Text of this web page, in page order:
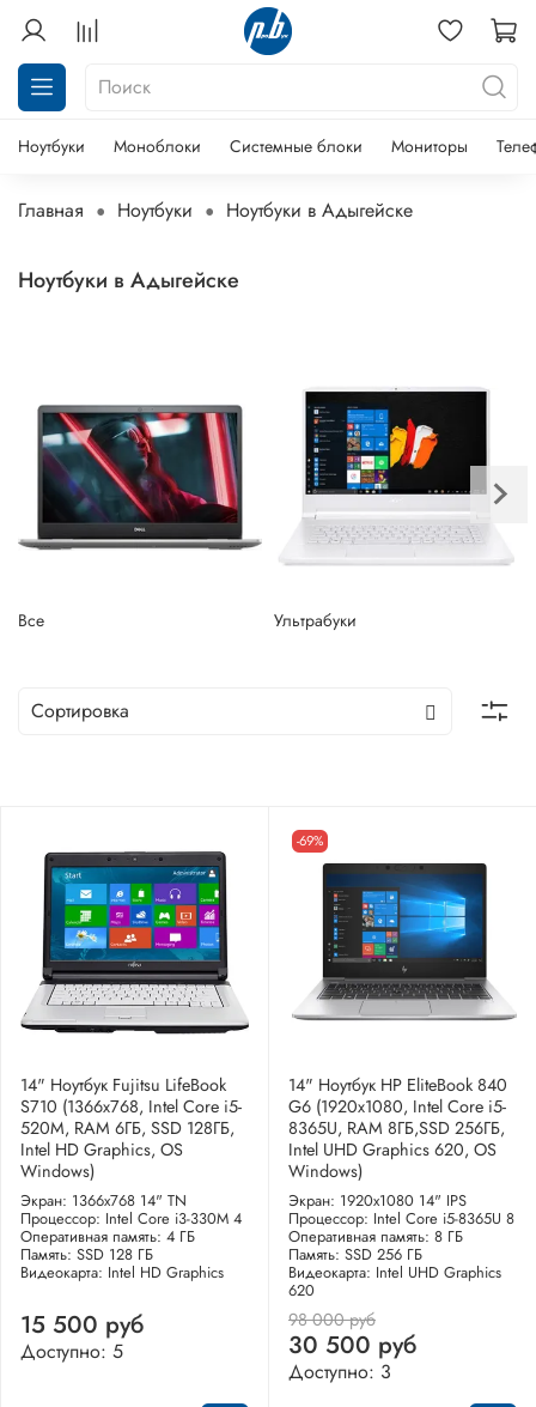
Ноутбуки Моноблоки Системные блоки Мониторы
Главная Ноутбуки Ноутбуки в Адыгейске
Ноутбуки в Адыгейске
Все Ультрабуки
14" Ноутбук Fujitsu LifeBook
S710 (1366x768, Intel Core i5-
520M, RAM 6ГБ, SSD 128ГБ,
Intel HD Graphics, OS
Windows)
Экран: 1366x768 14" TN
Процессор: Intel Core i3-330M 4
Оперативная память: 4 ГБ
Память: SSD 128 ГБ
Видеокарта: Intel HD Graphics
15 500 руб
Доступно: 5
-69%
14" Ноутбук HP EliteBook 840
G6 (1920x1080, Intel Core i5-
8365U, RAM 8ГБ,SSD 256ГБ,
Intel UHD Graphics 620, OS
Windows)
Экран: 1920x1080 14" IPS
Процессор: Intel Core i5-8365U 8
Оперативная память: 8 ГБ
Память: SSD 256 ГБ
Видеокарта: Intel UHD Graphics
620
98 000 руб
30 500 руб
Доступно: 3